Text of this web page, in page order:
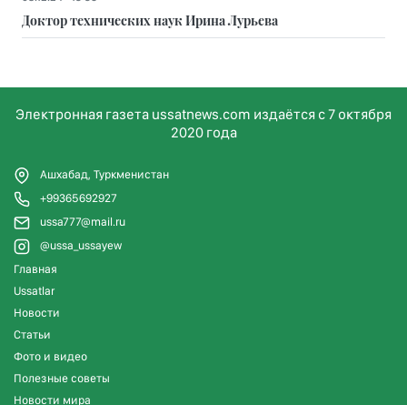
Доктор технических наук Ирина Лурьева
Электронная газета ussatnews.com издаётся с 7 октября
2020 года
Ашхабад, Туркменистан
+99365692927
ussa777@mail.ru
@ussa_ussayew
Главная
Ussatlar
Новости
Статьи
Фото и видео
Полезные советы
Новости мира